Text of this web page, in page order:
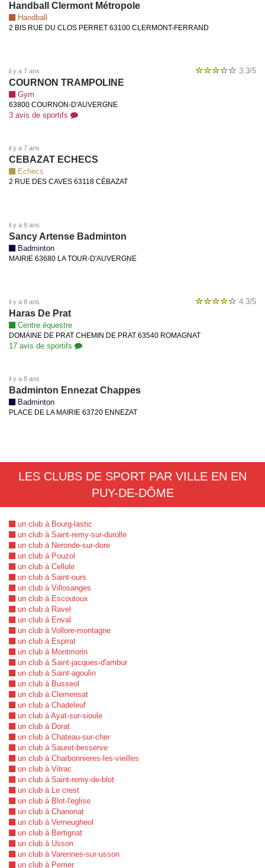
Handball Clermont Métropole
Handball
2 BIS RUE DU CLOS PERRET 63100 CLERMONT-FERRAND
il y a 7 ans 3.3/5
COURNON TRAMPOLINE
Gym
63800 COURNON-D'AUVERGNE
3 avis de sportifs
il y a 7 ans
CEBAZAT ECHECS
Echecs
2 RUE DES CAVES 63118 CÉBAZAT
il y a 8 ans
Sancy Artense Badminton
Badminton
MAIRIE 63680 LA TOUR-D'AUVERGNE
il y a 8 ans 4.3/5
Haras De Prat
Centre équestre
DOMAINE DE PRAT CHEMIN DE PRAT 63540 ROMAGNAT
17 avis de sportifs
il y a 8 ans
Badminton Ennezat Chappes
Badminton
PLACE DE LA MAIRIE 63720 ENNEZAT
LES CLUBS DE SPORT PAR VILLE EN EN
PUY-DE-DÔME
un club à Bourg-lastic
un club à Saint-remy-sur-durolle
un club à Neronde-sur-dore
un club à Pouzol
un club à Cellule
un club à Saint-ours
un club à Villosanges
un club à Escoutoux
un club à Ravel
un club à Enval
un club à Vollore-montagne
un club à Espirat
un club à Montmorin
un club à Saint-jacques-d'ambur
un club à Saint-agoulin
un club à Busseol
un club à Clemensat
un club à Chadeleuf
un club à Ayat-sur-sioule
un club à Dorat
un club à Chateau-sur-cher
un club à Sauret-besserve
un club à Charbonnieres-les-vieilles
un club à Vitrac
un club à Saint-remy-de-blot
un club à Le crest
un club à Blot-l'eglise
un club à Chanonat
un club à Verneugheol
un club à Bertignat
un club à Usson
un club à Varennes-sur-usson
un club à Perrier